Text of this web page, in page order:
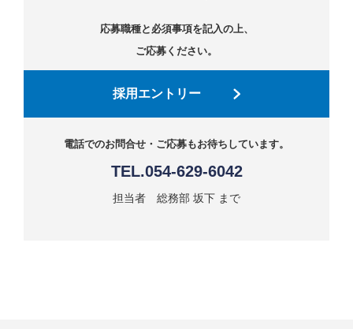
応募職種と必須事項を記入の上、
ご応募ください。
採用エントリー
電話でのお問合せ・ご応募もお待ちしています。
TEL.054-629-6042
担当者 総務部 坂下 まで